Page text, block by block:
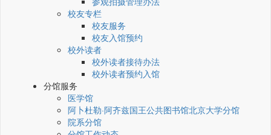
校友专栏
校友服务
校友入馆预约
校外读者
校外读者接待办法
校外读者预约入馆
分馆服务
医学馆
阿卜杜勒·阿齐兹国王公共图书馆北京大学分馆
院系分馆